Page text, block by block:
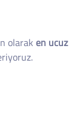
olarak en ucuz